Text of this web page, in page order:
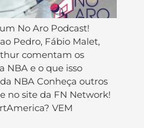
No Aro Podcast!
Pedro, Fábio Malet,
comentam os
NBA e o que isso
NBA Conheça outros
no site da FN Network!
VEM